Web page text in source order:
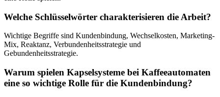
Welche Schlüsselwörter charakterisieren die Arbeit?
Wichtige Begriffe sind Kundenbindung, Wechselkosten, Marketing-
Mix, Reaktanz, Verbundenheitsstrategie und
Gebundenheitsstrategie.
Warum spielen Kapselsysteme bei Kaffeeautomaten
eine so wichtige Rolle für die Kundenbindung?